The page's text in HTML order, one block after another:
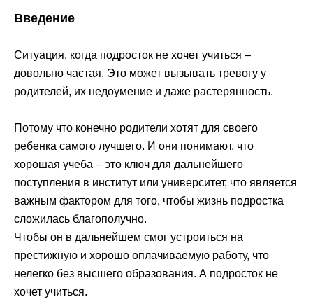
Введение
Ситуация, когда подросток не хочет учиться –
довольно частая. Это может вызывать тревогу у
родителей, их недоумение и даже растерянность.
Потому что конечно родители хотят для своего
ребенка самого лучшего. И они понимают, что
хорошая учеба – это ключ для дальнейшего
поступления в институт или университет, что является
важным фактором для того, чтобы жизнь подростка
сложилась благополучно.
Чтобы он в дальнейшем смог устроиться на
престижную и хорошо оплачиваемую работу, что
нелегко без высшего образования. А подросток не
хочет учиться.